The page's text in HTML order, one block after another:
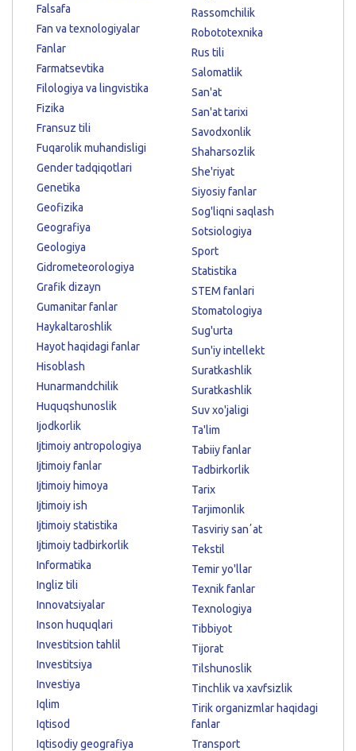
Falsafa
Fan va texnologiyalar
Fanlar
Farmatsevtika
Filologiya va lingvistika
Fizika
Fransuz tili
Fuqarolik muhandisligi
Gender tadqiqotlari
Genetika
Geofizika
Geografiya
Geologiya
Gidrometeorologiya
Grafik dizayn
Gumanitar fanlar
Haykaltaroshlik
Hayot haqidagi fanlar
Hisoblash
Hunarmandchilik
Huquqshunoslik
Ijodkorlik
Ijtimoiy antropologiya
Ijtimoiy fanlar
Ijtimoiy himoya
Ijtimoiy ish
Ijtimoiy statistika
Ijtimoiy tadbirkorlik
Informatika
Ingliz tili
Innovatsiyalar
Inson huquqlari
Investitsion tahlil
Investitsiya
Investiya
Iqlim
Iqtisod
Iqtisodiy geografiya
Rassomchilik
Robototexnika
Rus tili
Salomatlik
San'at
San'at tarixi
Savodxonlik
Shaharsozlik
She'riyat
Siyosiy fanlar
Sog'liqni saqlash
Sotsiologiya
Sport
Statistika
STEM fanlari
Stomatologiya
Sug'urta
Sun'iy intellekt
Suratkashlik
Suratkashlik
Suv xo'jaligi
Ta'lim
Tabiiy fanlar
Tadbirkorlik
Tarix
Tarjimonlik
Tasviriy sanʼat
Tekstil
Temir yo'llar
Texnik fanlar
Texnologiya
Tibbiyot
Tijorat
Tilshunoslik
Tinchlik va xavfsizlik
Tirik organizmlar haqidagi
fanlar
Transport